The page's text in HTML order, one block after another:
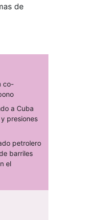
de
co-
a Cuba
presiones
petrolero
barriles
el